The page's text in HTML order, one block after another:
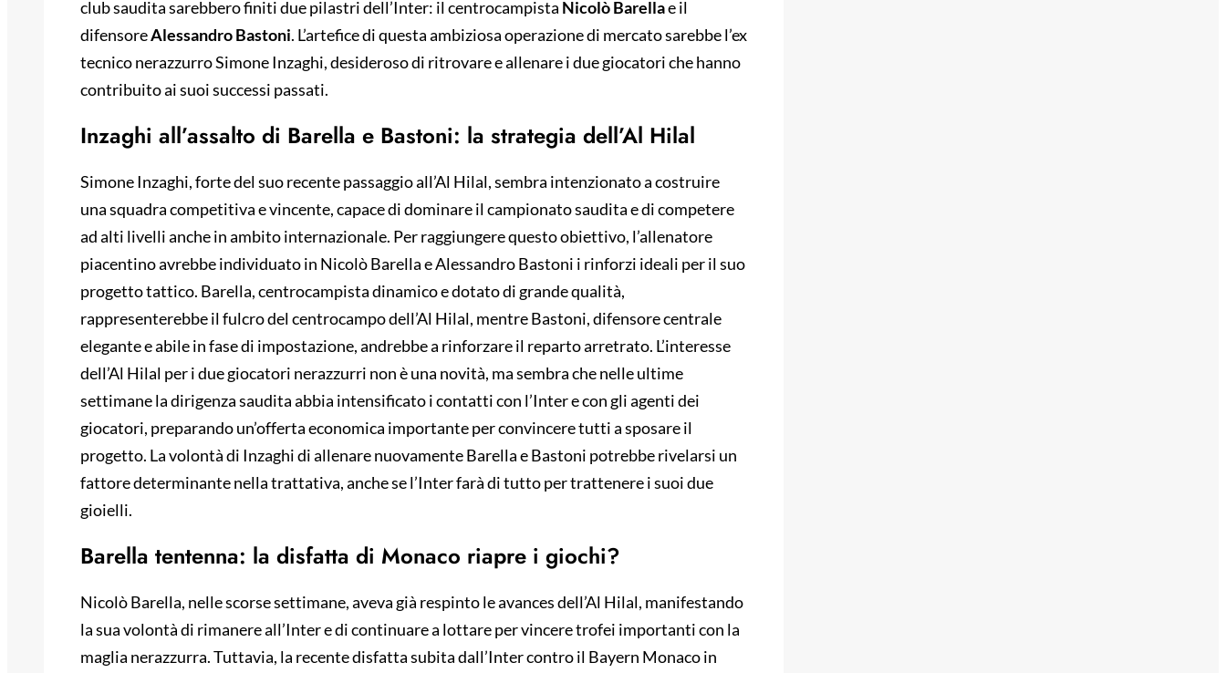
club saudita sarebbero finiti due pilastri dell’Inter: il centrocampista Nicolò Barellae il
difensoreAlessandro Bastoni. L’artefice di questa ambiziosa operazione di mercato sarebbe l’ex
tecnico nerazzurro Simone Inzaghi, desideroso di ritrovare e allenare i due giocatori che hanno
contribuito ai suoi successi passati.
Inzaghi all’assalto di Barella e Bastoni: la strategia dell’Al Hilal
Simone Inzaghi, forte del suo recente passaggio all’Al Hilal, sembra intenzionato a costruire
una squadra competitiva e vincente, capace di dominare il campionato saudita e di competere
ad alti livelli anche in ambito internazionale. Per raggiungere questo obiettivo, l’allenatore
piacentino avrebbe individuato in Nicolò Barella e Alessandro Bastoni i rinforzi ideali per il suo
progetto tattico. Barella, centrocampista dinamico e dotato di grande qualità,
rappresenterebbe il fulcro del centrocampo dell’Al Hilal, mentre Bastoni, difensore centrale
elegante e abile in fase di impostazione, andrebbe a rinforzare il reparto arretrato. L’interesse
dell’Al Hilal per i due giocatori nerazzurri non è una novità, ma sembra che nelle ultime
settimane la dirigenza saudita abbia intensificato i contatti con l’Inter e con gli agenti dei
giocatori, preparando un’offerta economica importante per convincere tutti a sposare il
progetto. La volontà di Inzaghi di allenare nuovamente Barella e Bastoni potrebbe rivelarsi un
fattore determinante nella trattativa, anche se l’Inter farà di tutto per trattenere i suoi due
gioielli.
Barella tentenna: la disfatta di Monaco riapre i giochi?
Nicolò Barella, nelle scorse settimane, aveva già respinto le avances dell’Al Hilal, manifestando
la sua volontà di rimanere all’Inter e di continuare a lottare per vincere trofei importanti con la
maglia nerazzurra. Tuttavia, la recente disfatta subita dall’Inter contro il Bayern Monaco in